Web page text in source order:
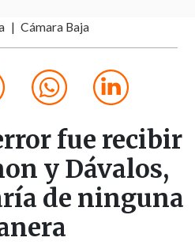
Cámara Baja
fue recibir
y Dávalos,
de ninguna